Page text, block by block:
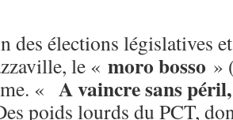
des élections législatives
le « moro bosso »
« A vaincre sans
poids lourds du PCT,